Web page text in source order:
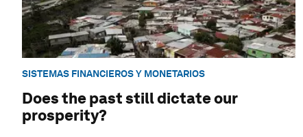
SISTEMAS FINANCIEROS Y MONETARIOS
Does the past still dictate our
prosperity?